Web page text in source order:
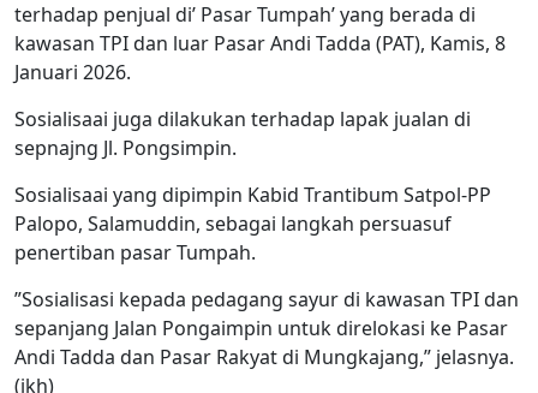
terhadap penjual di’ Pasar Tumpah’ yang berada di
kawasan TPI dan luar Pasar Andi Tadda (PAT), Kamis, 8
Januari 2026.
Sosialisaai juga dilakukan terhadap lapak jualan di
sepnajng Jl. Pongsimpin.
Sosialisaai yang dipimpin Kabid Trantibum Satpol-PP
Palopo, Salamuddin, sebagai langkah persuasuf
penertiban pasar Tumpah.
”Sosialisasi kepada pedagang sayur di kawasan TPI dan
sepanjang Jalan Pongaimpin untuk direlokasi ke Pasar
Andi Tadda dan Pasar Rakyat di Mungkajang,” jelasnya.
(ikh)